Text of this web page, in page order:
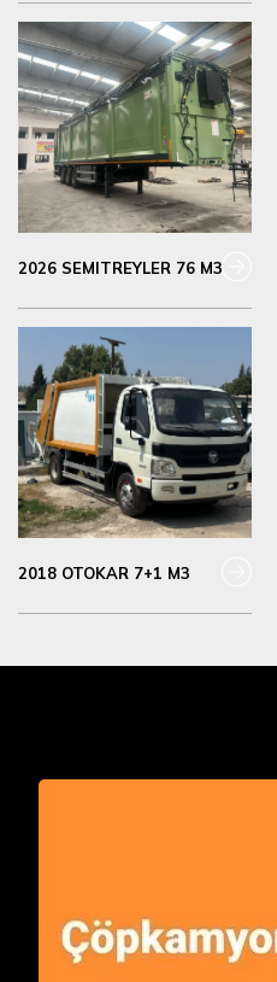
2026 SEMITREYLER 76 M3
2018 OTOKAR 7+1 M3